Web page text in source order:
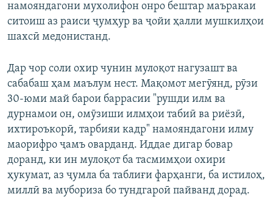
намояндагони мухолифон онро бештар маъракаи
ситоиш аз раиси ҷумҳур ва ҷойи ҳалли мушкилҳои
шахсӣ медонистанд.
Дар чор соли охир чунин мулоқот нагузашт ва
сабабаш ҳам маълум нест. Мақомот мегӯянд, рӯзи
30-юми май барои баррасии "рушди илм ва
дурнамои он, омӯзиши илмҳои табиӣ ва риёзӣ,
ихтироъкорӣ, тарбияи кадр" намояндагони илму
маорифро ҷамъ оварданд. Иддае дигар бовар
доранд, ки ин мулоқот ба тасмимҳои охири
ҳукумат, аз ҷумла ба таблиғи фарҳанги, ба истилоҳ,
миллӣ ва мубориза бо тундгароӣ пайванд дорад.